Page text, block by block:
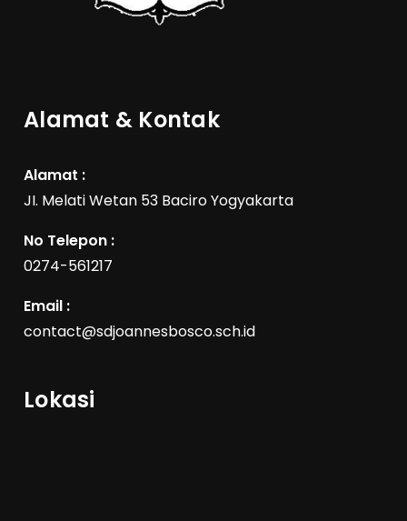
Alamat & Kontak
Alamat :
JI. Melati Wetan 53 Baciro Yogyakarta
No Telepon :
0274-561217
Email :
contact@sdjoannesbosco.sch.id
Lokasi